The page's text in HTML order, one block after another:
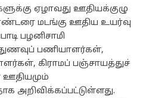
ஏழாவது ஊதியக்குழு
மடங்கு ஊதிய உயர்வு
பழனிசாமி
பணியாளர்கள்,
கிராமப் பஞ்சாயத்துச்
அறிவிக்கப்பட்டுள்ளது.